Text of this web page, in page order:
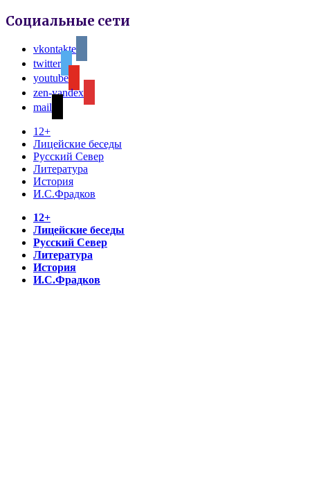
Социальные сети
vkontakte
twitter
youtube
zen-yandex
mail
12+
Лицейские беседы
Русский Север
Литература
История
И.С.Фрадков
12+
Лицейские беседы
Русский Север
Литература
История
И.С.Фрадков